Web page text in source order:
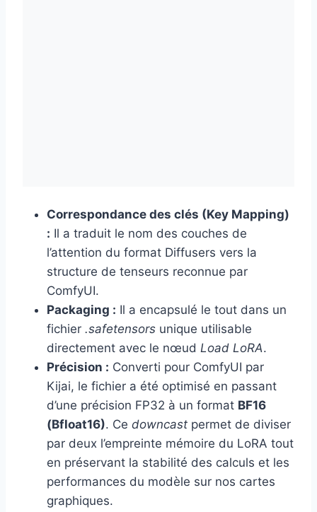
Correspondance des clés (Key Mapping)
: Il a traduit le nom des couches de
l’attention du format Diffusers vers la
structure de tenseurs reconnue par
ComfyUI.
Packaging : Il a encapsulé le tout dans un
fichier .safetensors unique utilisable
directement avec le nœud Load LoRA.
Précision : Converti pour ComfyUI par
Kijai, le fichier a été optimisé en passant
d’une précision FP32 à un format BF16
(Bfloat16). Ce downcast permet de diviser
par deux l’empreinte mémoire du LoRA tout
en préservant la stabilité des calculs et les
performances du modèle sur nos cartes
graphiques.